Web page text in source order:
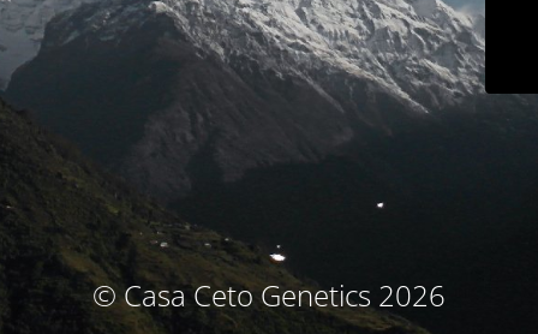
© Casa Ceto Genetics 2026